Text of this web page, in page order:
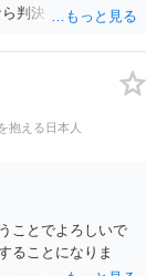
判決を見せてもら
疑問のいくつか
たの方から、父親
抱える日本人
ことでよろしいで
ることになりま